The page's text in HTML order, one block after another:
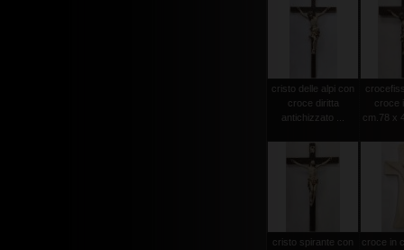
cristo delle alpi con
croce diritta
antichizzato ...
croce
cm.78 x
cristo spirante con
croce in